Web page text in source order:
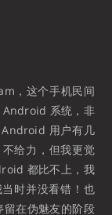
，这个手机民间
Android 系统，非
用户有几
给力，但我更觉
都比不上，我
时并没看错！也
在伪魅友的阶段